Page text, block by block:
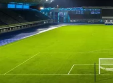
PRIVACY
POLICY